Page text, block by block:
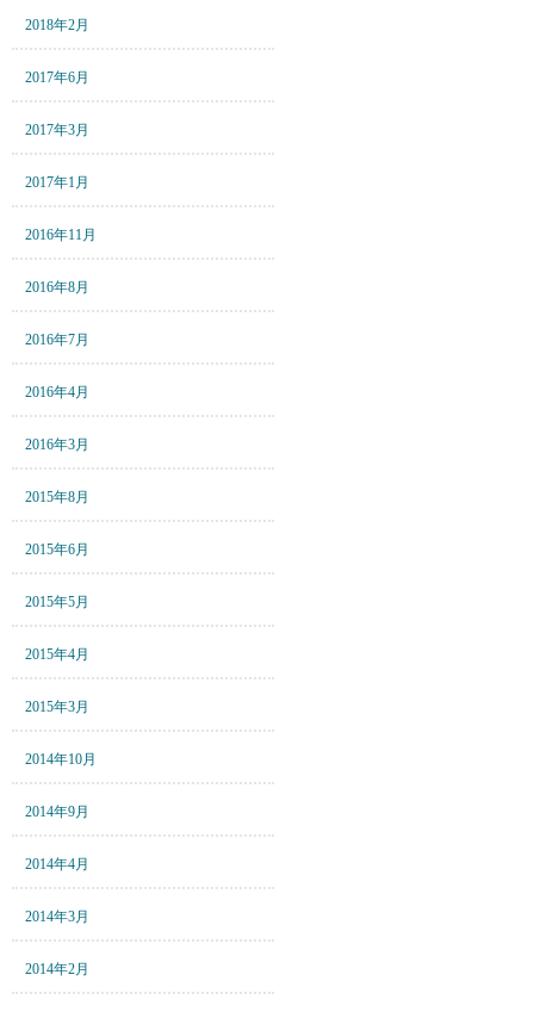
2018年2月
2017年6月
2017年3月
2017年1月
2016年11月
2016年8月
2016年7月
2016年4月
2016年3月
2015年8月
2015年6月
2015年5月
2015年4月
2015年3月
2014年10月
2014年9月
2014年4月
2014年3月
2014年2月